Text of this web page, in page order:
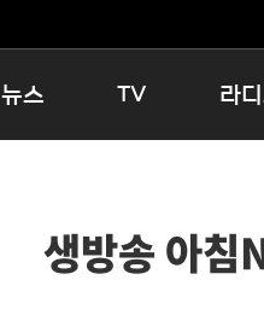
뉴스 TV
인생내컷
테마기행 길
라
16:00
우리 고
생방송 아침